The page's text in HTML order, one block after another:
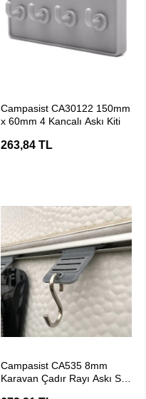
Campasist CA30122 150mm
x 60mm 4 Kancalı Askı Kiti
263,84 TL
Campasist CA535 8mm
Karavan Çadır Rayı Askı Seti